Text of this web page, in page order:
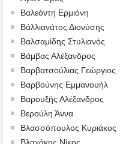
Βαλεόντη Ερμιόνη
Βάλλιανάτος Διονύσης
Βαλσαμίδης Στυλιανός
Βάμβας Αλέξανδρος
Βαρβατσούλιας Γεώργιος
Βαρβούνης Εμμανουήλ
Βαρουξής Αλέξανδρος
Βερούλη Άννα
Βλασσόπουλος Κυριάκος
Βλαχάκης Νίκος